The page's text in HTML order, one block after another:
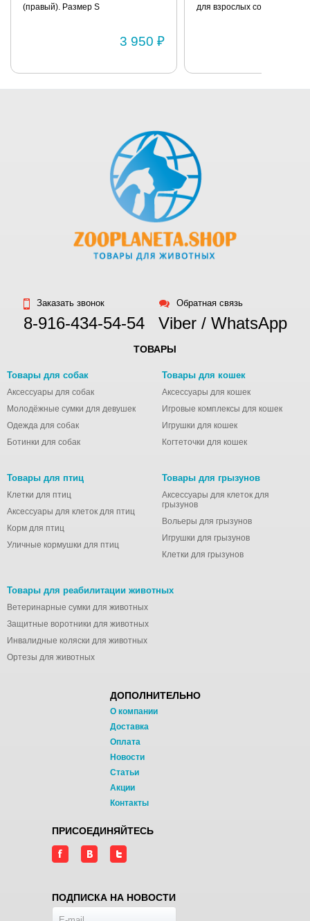
(правый). Размер S
3 950 ₽
для взрослых собак всех
Заказать звонок
8-916-434-54-54
Обратная связь
Viber / WhatsApp
ТОВАРЫ
Товары для собак
Аксессуары для собак
Молодёжные сумки для девушек
Одежда для собак
Ботинки для собак
Товары для кошек
Аксессуары для кошек
Игровые комплексы для кошек
Игрушки для кошек
Когтеточки для кошек
Товары для птиц
Клетки для птиц
Аксессуары для клеток для птиц
Корм для птиц
Уличные кормушки для птиц
Товары для грызунов
Аксессуары для клеток для
грызунов
Вольеры для грызунов
Игрушки для грызунов
Клетки для грызунов
Товары для реабилитации животных
Ветеринарные сумки для животных
Защитные воротники для животных
Инвалидные коляски для животных
Ортезы для животных
ДОПОЛНИТЕЛЬНО
О компании
Доставка
Оплата
Новости
Статьи
Акции
Контакты
ПРИСОЕДИНЯЙТЕСЬ
ПОДПИСКА НА НОВОСТИ